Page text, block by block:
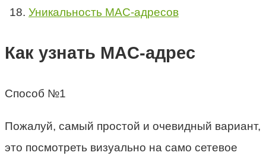
Уникальность MAC-адресов
Как узнать MAC-адрес
Способ №1
Пожалуй, самый простой и очевидный вариант,
это посмотреть визуально на само сетевое